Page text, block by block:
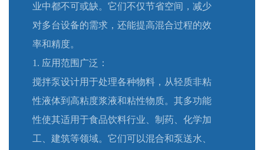
业中都不可或缺。它们不仅节省空间，减少
对多台设备的需求，还能提高混合过程的效
率和精度。
1. 应用范围广泛：
搅拌泵设计用于处理各种物料，从轻质非粘
性液体到高粘度浆液和粘性物质。其多功能
性使其适用于食品饮料行业、制药、化学加
工、建筑等领域。它们可以混合和泵送水、